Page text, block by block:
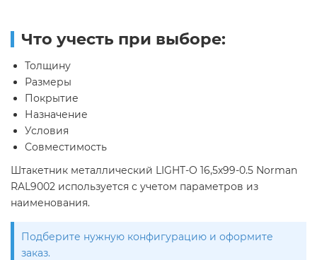
Что учесть при выборе:
Толщину
Размеры
Покрытие
Назначение
Условия
Совместимость
Штакетник металлический LIGHT-O 16,5х99-0.5 Norman
RAL9002 используется с учетом параметров из
наименования.
Подберите нужную конфигурацию и оформите
заказ.